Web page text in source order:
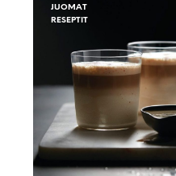
JUOMAT
RESEPTIT